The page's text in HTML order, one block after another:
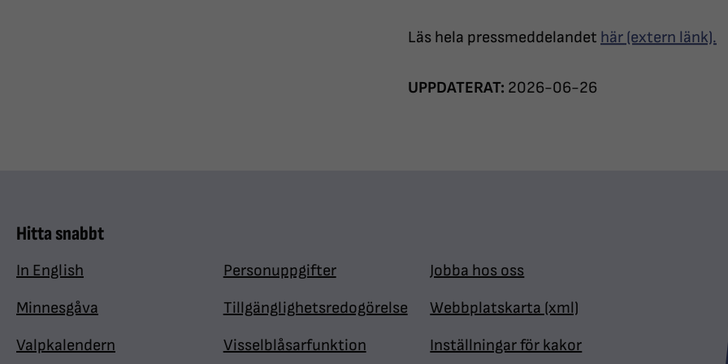
Läs hela pressmeddelandet här (extern länk).
UPPDATERAT: 2026-06-26
Hitta snabbt
In English
Minnesgåva
Valpkalendern
Personuppgifter
Tillgänglighetsredogörelse
Visselblåsarfunktion
Jobba hos oss
Webbplatskarta (xml)
Inställningar för kakor